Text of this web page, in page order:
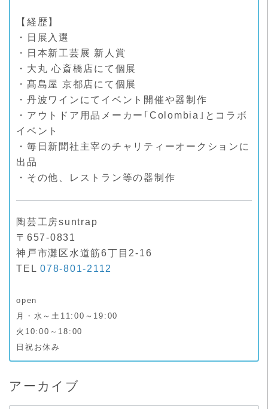
【経歴】
・日展入選
・日本新工芸展 新人賞
・大丸 心斎橋店にて個展
・髙島屋 京都店にて個展
・丹波ワインにてイベント開催や器制作
・アウトドア用品メーカー｢Colombia｣とコラボ
イベント
・毎日新聞社主宰のチャリティーオークションに
出品
・その他、レストラン等の器制作
陶芸工房suntrap
〒657-0831
神戸市灘区水道筋6丁目2-16
TEL078-801-2112
open
月・水～土11:00～19:00
火10:00～18:00
日祝お休み
アーカイブ